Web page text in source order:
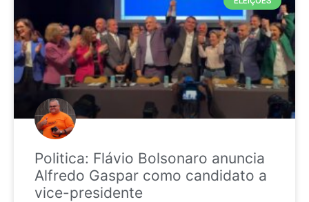
Politica: Flávio Bolsonaro anuncia
Alfredo Gaspar como candidato a
vice-presidente